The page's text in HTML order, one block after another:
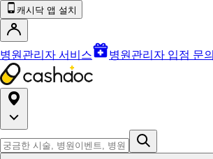
캐시닥 앱 설치
병원관리자 서비스 병원관리자 입점 문의